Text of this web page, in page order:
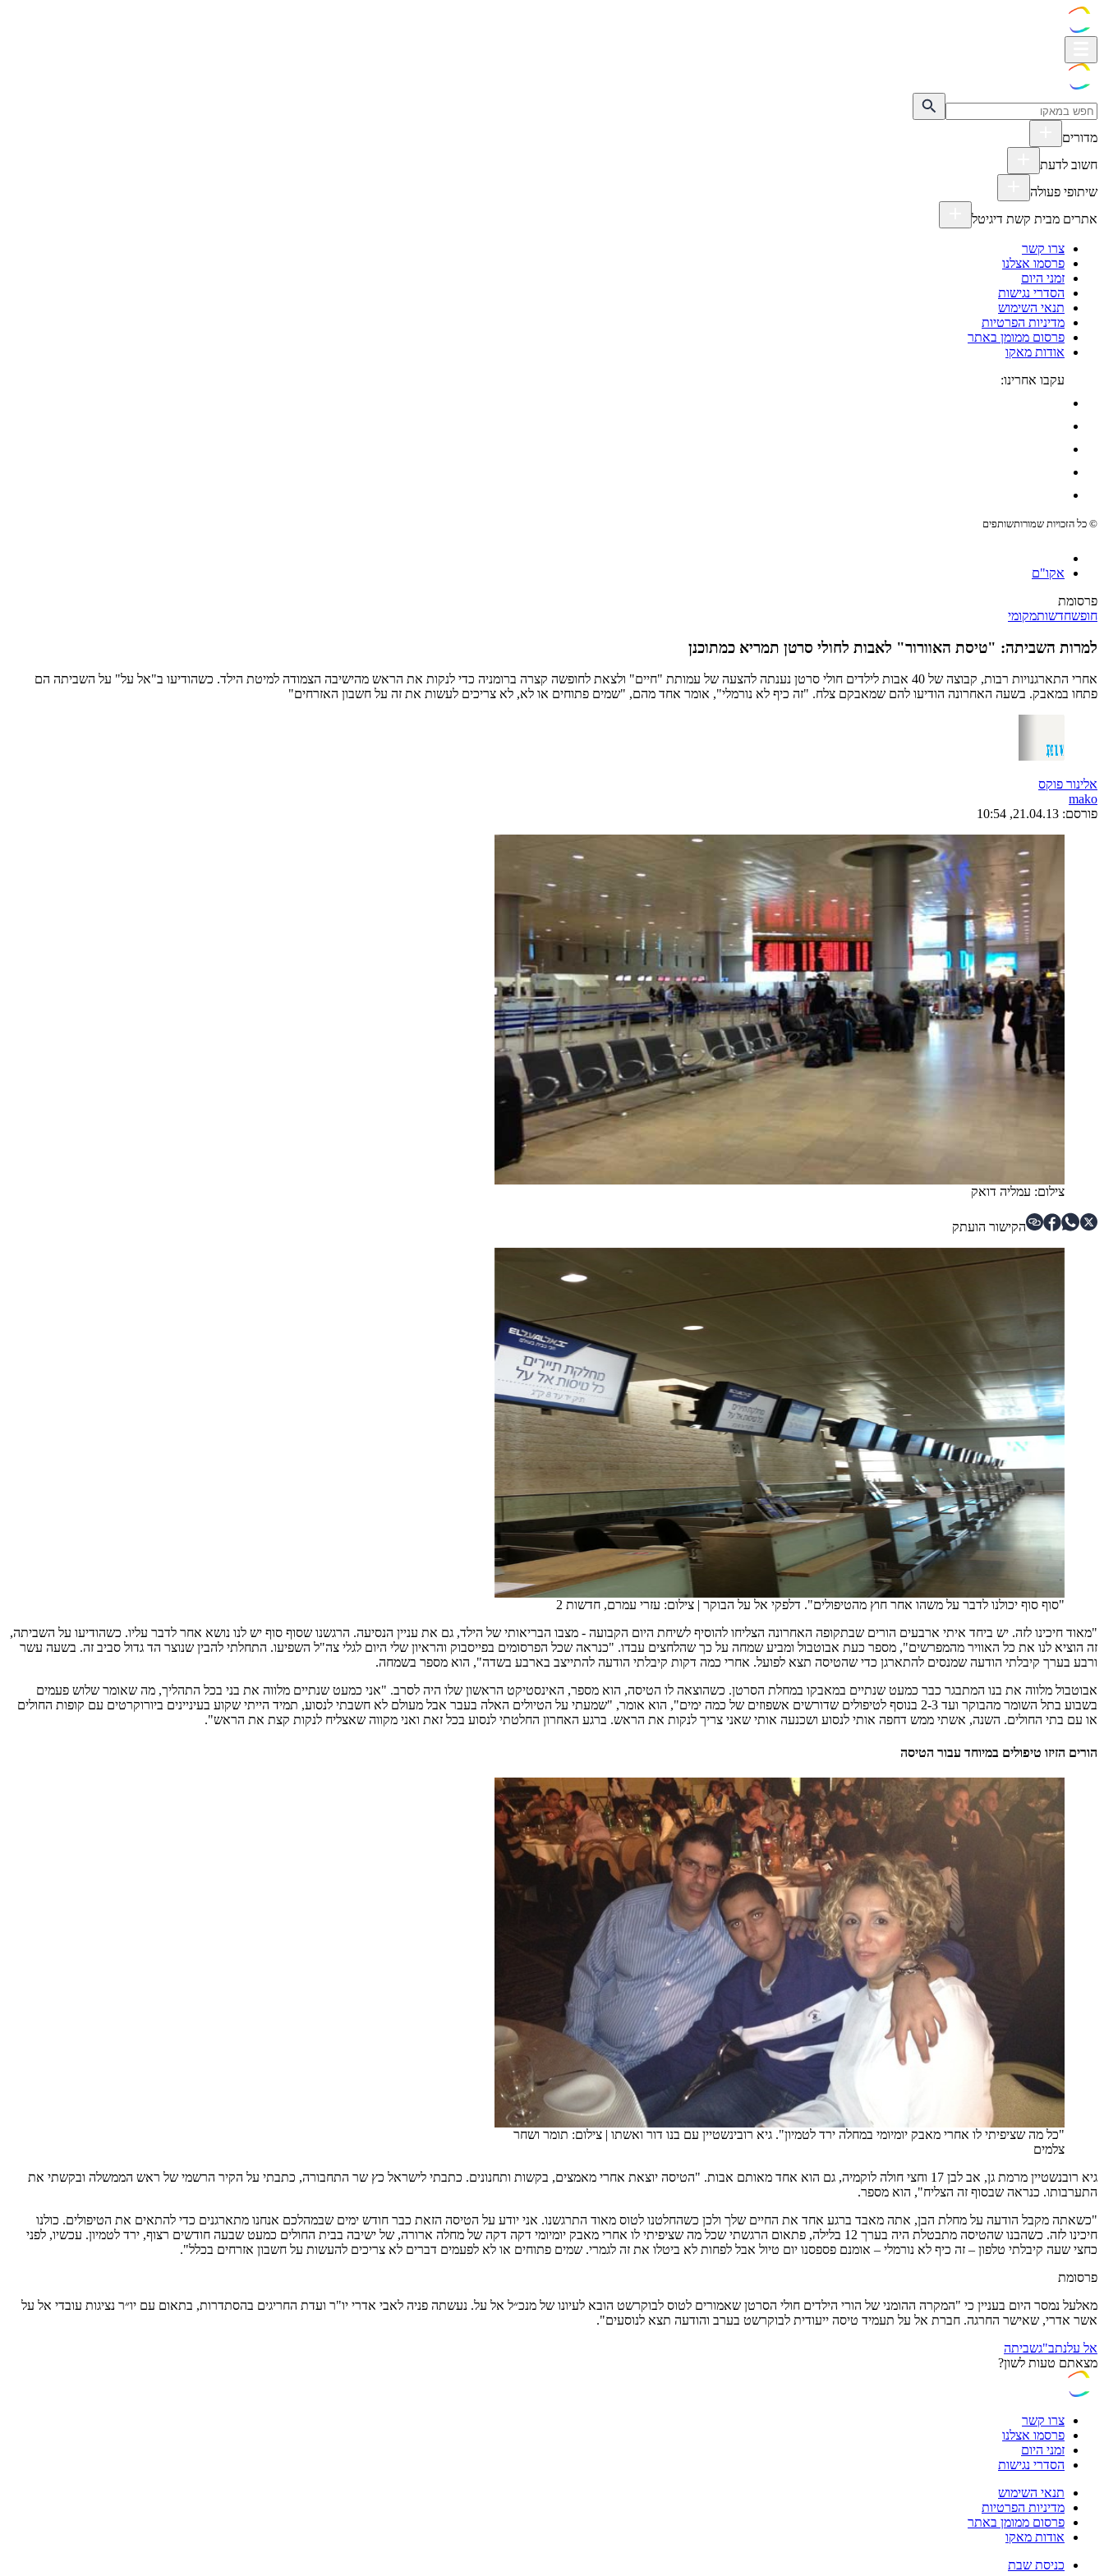
מדורים
חשוב לדעת
שיתופי פעולה
אתרים מבית קשת דיגיטל
צרו קשר
פרסמו אצלנו
זמני היום
הסדרי נגישות
תנאי השימוש
מדיניות הפרטיות
פרסום ממומן באתר
אודות מאקו
עקבו אחרינו:
© כל הזכויות שמורותשותפים
אקו"ם
פרסומת
חופשחדשותמקומי
למרות השביתה: "טיסת האוורור" לאבות לחולי סרטן תמריא כמתוכנן
אחרי התארגנויות רבות, קבוצה של 40 אבות לילדים חולי סרטן נענתה להצעה של עמותת "חיים" ולצאת לחופשה קצרה ברומניה כדי לנקות את הראש מהישיבה הצמודה למיטת הילד. כשהודיעו ב"אל על" על השביתה הם
פתחו במאבק. בשעה האחרונה הודיעו להם שמאבקם צלח. "זה כיף לא נורמלי", אומר אחד מהם, "שמים פתוחים או לא, לא צריכים לעשות את זה על חשבון האזרחים"
אלינור פוקס
mako
פורסם: 21.04.13, 10:54
צילום: עמליה דואק
הקישור הועתק
"סוף סוף יכולנו לדבר על משהו אחר חוץ מהטיפולים". דלפקי אל על הבוקר | צילום: עזרי עמרם, חדשות 2
"מאוד חיכינו לזה. יש ביחד איתי ארבעים הורים שבתקופה האחרונה הצליחו להוסיף לשיחת היום הקבועה - מצבו הבריאותי של הילד, גם את עניין הנסיעה. הרגשנו שסוף סוף יש לנו נושא אחר לדבר עליו. כשהודיעו על השביתה,
זה הוציא לנו את כל האוויר מהמפרשים", מספר כעת אבוטבול ומביע שמחה על כך שהלחצים עבדו. "כנראה שכל הפרסומים בפייסבוק והראיון שלי היום לגלי צה"ל השפיעו. התחלתי להבין שנוצר הד גדול סביב זה. בשעה עשר
ורבע בערך קיבלתי הודעה שמנסים להתארגן כדי שהטיסה תצא לפועל. אחרי כמה דקות קיבלתי הודעה להתייצב בארבע בשדה", הוא מספר בשמחה.
אבוטבול מלווה את בנו המתבגר כבר כמעט שנתיים במאבקו במחלת הסרטן. כשהוצאה לו הטיסה, הוא מספר, האינסטיקט הראשון שלו היה לסרב. "אני כמעט שנתיים מלווה את בני בכל התהליך, מה שאומר שלוש פעמים
בשבוע בתל השומר מהבוקר ועד 2-3 בנוסף לטיפולים שדורשים אשפוזים של כמה ימים", הוא אומר, "שמעתי על הטיולים האלה בעבר אבל מעולם לא חשבתי לנסוע, תמיד הייתי שקוע בעיניינים ביורוקרטים עם קופות החולים
או עם בתי החולים. השנה, אשתי ממש דחפה אותי לנסוע ושכנעה אותי שאני צריך לנקות את הראש. ברגע האחרון החלטתי לנסוע בכל זאת ואני מקווה שאצליח לנקות קצת את הראש".
הורים הזיזו טיפולים במיוחד עבור הטיסה
"כל מה שציפיתי לו אחרי מאבק יומיומי במחלה ירד לטמיון". גיא רובינשטיין עם בנו דור ואשתו | צילום: תומר ושחר
צלמים
גיא רובנשטיין מרמת גן, אב לבן 17 וחצי חולה לוקמיה, גם הוא אחד מאותם אבות. "הטיסה יוצאת אחרי מאמצים, בקשות ותחנונים. כתבתי לישראל כץ שר התחבורה, כתבתי על הקיר הרשמי של ראש הממשלה ובקשתי את
התערבותו. כנראה שבסוף זה הצליח", הוא מספר.
"כשאתה מקבל הודעה על מחלת הבן, אתה מאבד ברגע אחד את החיים שלך ולכן כשהחלטנו לטוס מאוד התרגשנו. אני יודע על הטיסה הזאת כבר חודש ימים שבמהלכם אנחנו מתארגנים כדי להתאים את הטיפולים. כולנו
חיכינו לזה. כשהבנו שהטיסה מתבטלת היה בערך 12 בלילה, פתאום הרגשתי שכל מה שציפיתי לו אחרי מאבק יומיומי דקה דקה של מחלה ארורה, של ישיבה בבית החולים כמעט שבעה חודשים רצוף, ירד לטמיון. עכשיו, לפני
כחצי שעה קיבלתי טלפון – זה כיף לא נורמלי – אומנם פספסנו יום טיול אבל לפחות לא ביטלו את זה לגמרי. שמים פתוחים או לא לפעמים דברים לא צריכים להעשות על חשבון אזרחים בכלל".
פרסומת
מאלעל נמסר היום בעניין כי "המקרה ההומני של הורי הילדים חולי הסרטן שאמורים לטוס לבוקרשט הובא לעיונו של מנכ״ל אל על. נעשתה פניה לאבי אדרי יו"ר ועדת החריגים בהסתדרות, בתאום עם יו״ר נציגות עובדי אל על
אשר אדרי, שאישר החרגה. חברת אל על תעמיד טיסה ייעודית לבוקרשט בערב והודעה תצא לנוסעים".
אל עלנתב"גשביתה
מצאתם טעות לשון?
צרו קשר
פרסמו אצלנו
זמני היום
הסדרי נגישות
תנאי השימוש
מדיניות הפרטיות
פרסום ממומן באתר
אודות מאקו
כניסת שבת